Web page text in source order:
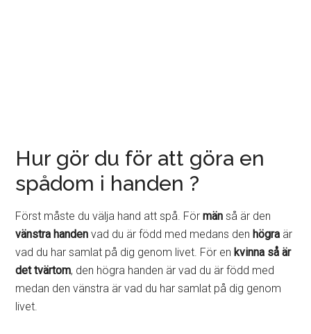
Hur gör du för att göra en
spådom i handen ?
Först måste du välja hand att spå. Förmänså är den
vänstra handen vad du är född med medans denhögra är
vad du har samlat på dig genom livet. För enkvinna så är
det tvärtom, den högra handen är vad du är född med
medan den vänstra är vad du har samlat på dig genom
livet.